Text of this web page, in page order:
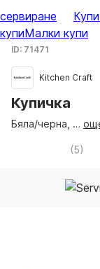
сервиране
купиМалки купи
ID: 71471
Kitchen Craft
Купичка
Бяла/черна , …
(5)